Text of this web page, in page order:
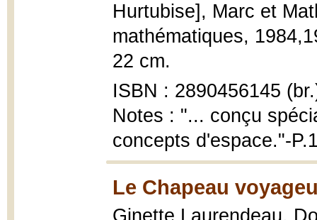
Hurtubise], Marc et
mathématiques,
22 cm.
ISBN : 2890456145
Notes : "... conçu
concepts d'espace."-
Le Chapeau
Ginette Laurendeau,